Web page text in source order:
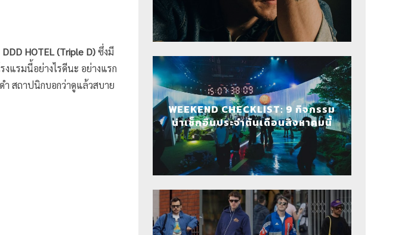
DDD HOTEL (Triple D)ซึ่งมี
งแรมนี้อย่างไรดีนะ อย่างแรก
ำ สถาปนิกบอกว่าดูแล้วสบาย
WEEKEND CHECKLIST: 9 กิจกรรม
น่าเช็กอินประจำต้นเดือนสิงหาคมนี้